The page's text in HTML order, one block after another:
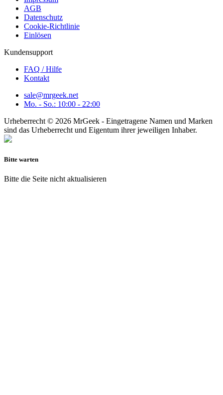
AGB
Datenschutz
Cookie-Richtlinie
Einlösen
Kundensupport
FAQ / Hilfe
Kontakt
sale@mrgeek.net
Mo. - So.: 10:00 - 22:00
Urheberrecht © 2026 MrGeek - Eingetragene Namen und Marken
sind das Urheberrecht und Eigentum ihrer jeweiligen Inhaber.
Bitte warten
Bitte die Seite nicht aktualisieren